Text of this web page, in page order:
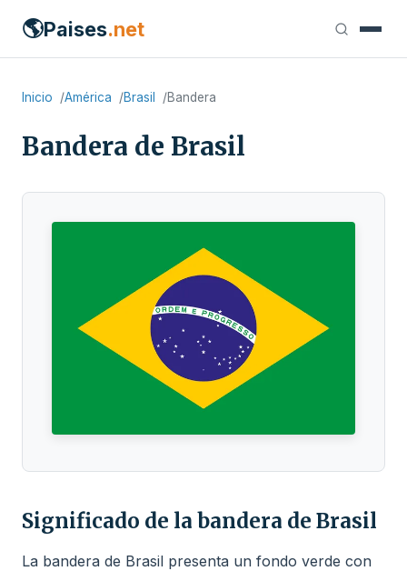
🌎Paises.net
Inicio América Brasil Bandera
Bandera de Brasil
Significado de la bandera de Brasil
La bandera de Brasil presenta un fondo verde con